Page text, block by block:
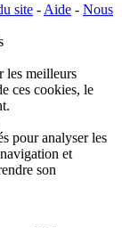
site - Aide - Nous
les meilleurs
ces cookies, le
pour analyser les
et
son